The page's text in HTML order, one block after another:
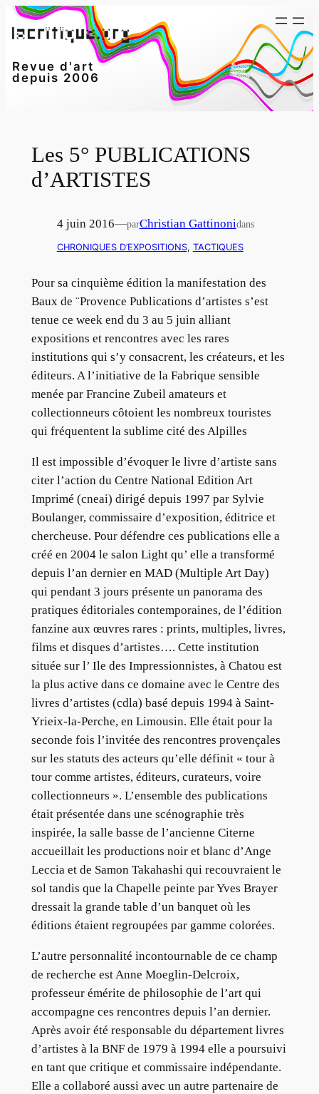
Aller
au
Revue d'art
depuis 2006
Les 5° PUBLICATIONS
d’ARTISTES
4 juin 2016—parChristian Gattinonidans
CHRONIQUES D’EXPOSITIONS, TACTIQUES
Pour sa cinquième édition la manifestation des
Baux de ¨Provence Publications d’artistes s’est
tenue ce week end du 3 au 5 juin alliant
expositions et rencontres avec les rares
institutions qui s’y consacrent, les créateurs, et les
éditeurs. A l’initiative de la Fabrique sensible
menée par Francine Zubeil amateurs et
collectionneurs côtoient les nombreux touristes
qui fréquentent la sublime cité des Alpilles
Il est impossible d’évoquer le livre d’artiste sans
citer l’action du Centre National Edition Art
Imprimé (cneai) dirigé depuis 1997 par Sylvie
Boulanger, commissaire d’exposition, éditrice et
chercheuse. Pour défendre ces publications elle a
créé en 2004 le salon Light qu’ elle a transformé
depuis l’an dernier en MAD (Multiple Art Day)
qui pendant 3 jours présente un panorama des
pratiques éditoriales contemporaines, de l’édition
fanzine aux œuvres rares : prints, multiples, livres,
films et disques d’artistes…. Cette institution
située sur l’ Ile des Impressionnistes, à Chatou est
la plus active dans ce domaine avec le Centre des
livres d’artistes (cdla) basé depuis 1994 à Saint-
Yrieix-la-Perche, en Limousin. Elle était pour la
seconde fois l’invitée des rencontres provençales
sur les statuts des acteurs qu’elle définit « tour à
tour comme artistes, éditeurs, curateurs, voire
collectionneurs ». L’ensemble des publications
était présentée dans une scénographie très
inspirée, la salle basse de l’ancienne Citerne
accueillait les productions noir et blanc d’Ange
Leccia et de Samon Takahashi qui recouvraient le
sol tandis que la Chapelle peinte par Yves Brayer
dressait la grande table d’un banquet où les
éditions étaient regroupées par gamme colorées.
L’autre personnalité incontournable de ce champ
de recherche est Anne Moeglin-Delcroix,
professeur émérite de philosophie de l’art qui
accompagne ces rencontres depuis l’an dernier.
Après avoir été responsable du département livres
d’artistes à la BNF de 1979 à 1994 elle a poursuivi
en tant que critique et commissaire indépendante.
Elle a collaboré aussi avec un autre partenaire de